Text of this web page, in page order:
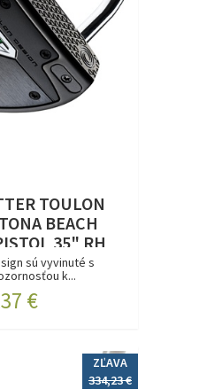
TOULON
BEACH
35" RH
sú vyvinuté s
k...
€
ZĽAVA
334,23 €